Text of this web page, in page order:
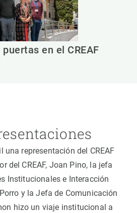
en el CREAF
una representación del CREAF
del CREAF, Joan Pino, la jefa
Institucionales e Interacción
y la Jefa de Comunicación
hizo un viaje institucional a